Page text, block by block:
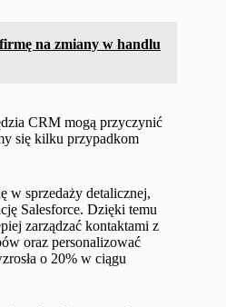
na zmiany w handlu
CRM mogą przyczynić
się kilku przypadkom
w sprzedaży detalicznej,
Salesforce. Dzięki temu
zarządzać kontaktami z
oraz personalizować
o 20% w ciągu